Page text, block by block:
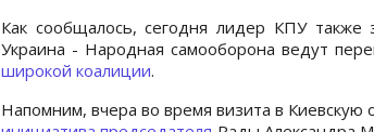
Как сообщалось, сегодня лидер КПУ также
Украина - Народная самооборона ведут
широкой коалиции.
Напомним, вчера во время визита в